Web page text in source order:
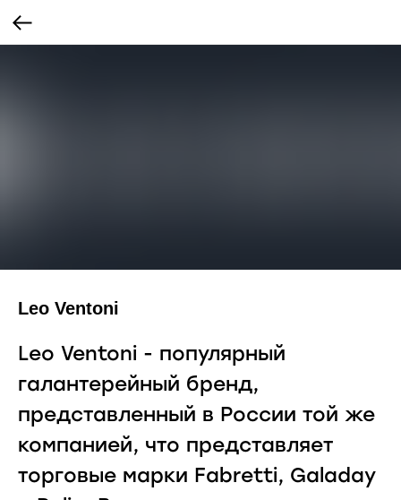
Leo Ventoni
Leo Ventoni - популярный
галантерейный бренд,
представленный в России той же
компанией, что представляет
торговые марки Fabretti, Galaday